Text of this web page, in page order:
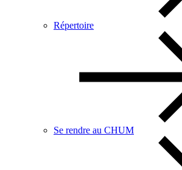
Répertoire
Se rendre au CHUM